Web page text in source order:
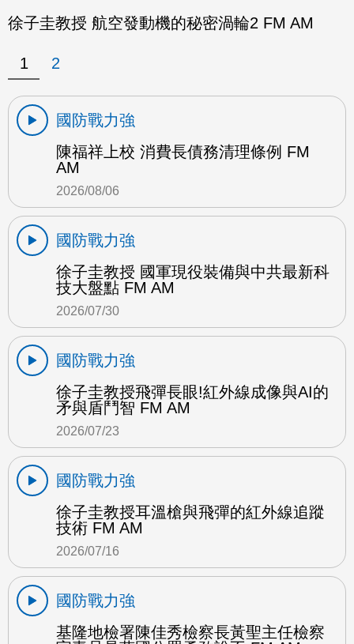
徐子圭教授 航空發動機的秘密渦輪2 FM AM
1 2
國防戰力強
陳福祥上校 消費長債務清理條例 FM
AM
2026/08/06
國防戰力強
徐子圭教授 國軍現役裝備與中共最新科
技大盤點 FM AM
2026/07/30
國防戰力強
徐子圭教授飛彈長眼!紅外線成像與AI的
矛與盾鬥智 FM AM
2026/07/23
國防戰力強
徐子圭教授耳溫槍與飛彈的紅外線追蹤
技術 FM AM
2026/07/16
國防戰力強
基隆地檢署陳佳秀檢察長黃聖主任檢察